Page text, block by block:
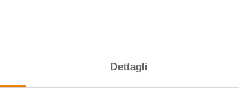
Dettagli
GOOGLE FOR EDUCATION
Social emotional learning (SEL)
G Suite for Education e